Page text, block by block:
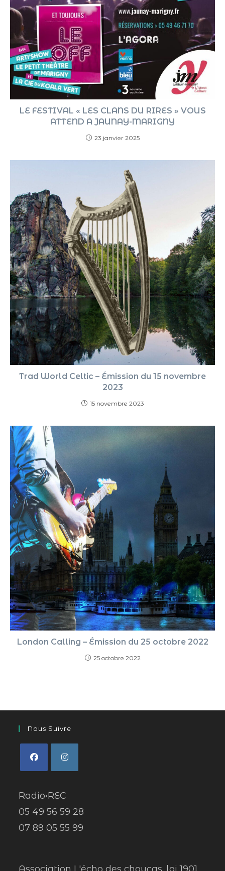
LE FESTIVAL « LES CLANS DU RIRES » VOUS
ATTEND A JAUNAY-MARIGNY
23 janvier 2025
Trad World Celtic – Émission du 15 novembre
2023
15 novembre 2023
London Calling – Émission du 25 octobre 2022
25 octobre 2022
Nous Suivre
Radio•REC
05 49 56 59 28
07 89 05 55 99